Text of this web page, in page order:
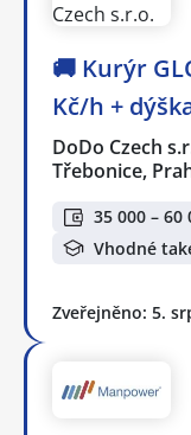
🚚 Kurýr
Kč/h +
DoDo Czech
Třebonice,
35 000 – 60
Vhodné
Zveřejněno: 5.